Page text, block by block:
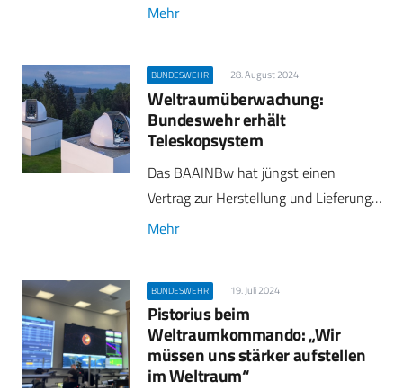
Mehr
BUNDESWEHR 28. August 2024
Weltraumüberwachung:
Bundeswehr erhält
Teleskopsystem
Das BAAINBw hat jüngst einen
Vertrag zur Herstellung und Lieferung…
Mehr
BUNDESWEHR 19. Juli 2024
Pistorius beim
Weltraumkommando: „Wir
müssen uns stärker aufstellen
im Weltraum“